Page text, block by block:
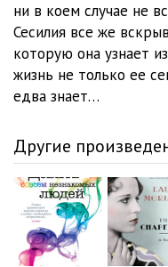
Глава 17. Вторник
Глава 18. Вторник
Глава 19. Вторник
Глава 21. Среда
Глава 22. Среда
Глава 23. Среда
ни в коем случае не
Сесилия все же
которую она узнает
жизнь не только ее
едва знает…
Другие